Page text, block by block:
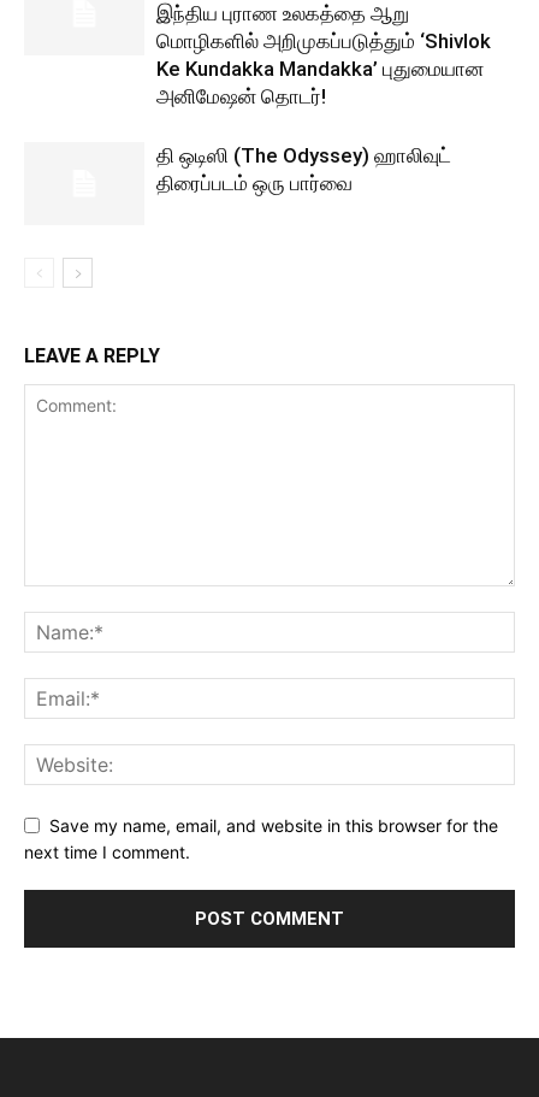
இந்திய புராண உலகத்தை ஆறு
மொழிகளில் அறிமுகப்படுத்தும் ‘Shivlok
Ke Kundakka Mandakka’ புதுமையான
அனிமேஷன் தொடர்!
தி ஒடிஸி (The Odyssey) ஹாலிவுட்
திரைப்படம் ஒரு பார்வை
LEAVE A REPLY
Save my name, email, and website in this browser for the
next time I comment.